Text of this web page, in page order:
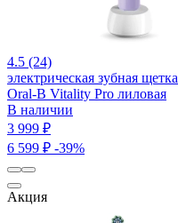
4.5 (24)
электрическая зубная щетка
Oral-B Vitality Pro лиловая
В наличии
3 999 ₽
6 599 ₽ -39%
Акция